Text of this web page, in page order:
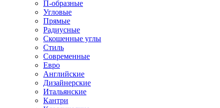
П-образные
Угловые
Прямые
Радиусные
Скошенные углы
Стиль
Современные
Евро
Английские
Дизайнерские
Итальянские
Кантри